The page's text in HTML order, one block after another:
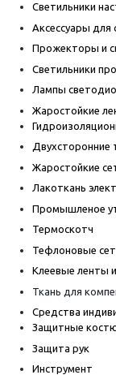
Светильники
Аксессуары для
Прожекторы и
Светильники
Лампы
Жаростойкие
Двухсторонние
Жаростойкие
Лакоткань
Промышленое
Термоскотч
Тефлоновые
Клеевые ленты
Ткань для
Средства
Защитные
Защита рук
Инструмент